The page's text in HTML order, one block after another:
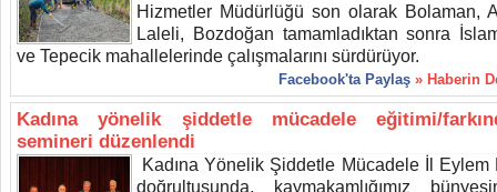
Hizmetler Müdürlüğü son olarak Bolaman,
Laleli, Bozdoğan tamamladıktan sonra
ve Tepecik mahallelerinde çalışmalarını sürdürüyor.
Facebook'ta Paylaş » Haberin
Kadına yönelik şiddetle mücadele eğitimi/
semineri düzenlendi
Kadına Yönelik Şiddetle Mücadele İl Eylem
doğrultusunda, kaymakamlığımız